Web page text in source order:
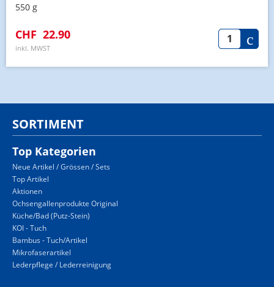
550 g
CHF 22.90
inkl. MWST
SORTIMENT
Top Kategorien
Neue Artikel / Grössen / Sets
Top Artikel
Aktionen
Ochsengallenprodukte Original
Küche/Bad (Putz-Stein)
KOI - Tuch
Bambus - Tuch/Artikel
Mikrofaserartikel
Lederpflege / Lederreinigung